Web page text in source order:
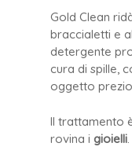
Gold Clean
braccialetti e
detergente
cura di spille,
oggetto
Il trattamento
rovina i gioielli.